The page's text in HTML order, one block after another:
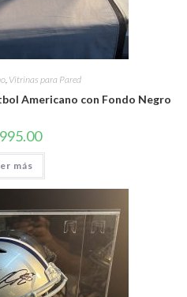
Vitrinas para Pared
Americano con Fondo Negro
más